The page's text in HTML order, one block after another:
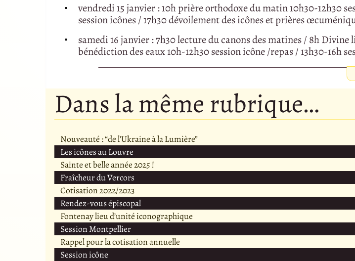
vendredi 15 janvier : 10h prière orthodoxe du matin 10h30-12h30
session icônes / 17h30 dévoilement des icônes et prières
samedi 16 janvier : 7h30 lecture du canons des matines / 8h
bénédiction des eaux 10h-12h30 session icône /repas / 13h30-16h
Dans la même rubrique…
Nouveauté : “de l’Ukraine à la Lumière”
Les icônes au Louvre
Sainte et belle année 2025 !
Fraîcheur du Vercors
Cotisation 2022/2023
Rendez-vous épiscopal
Fontenay lieu d’unité iconographique
Session Montpellier
Rappel pour la cotisation annuelle
Session icône